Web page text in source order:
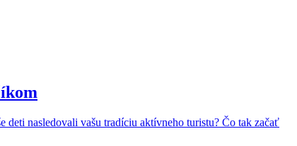
deti nasledovali vašu tradíciu aktívneho turistu? Čo tak začať